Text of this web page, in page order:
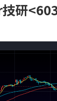
研